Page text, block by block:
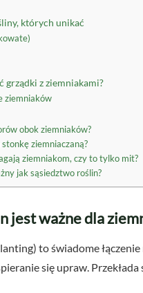
których unikać
grządki z ziemniakami?
ziemniaków
obok ziemniaków?
ziemniaczaną?
ziemniakom, czy to tylko mit?
jak sąsiedztwo roślin?
jest ważne dla
to świadome
się upraw.